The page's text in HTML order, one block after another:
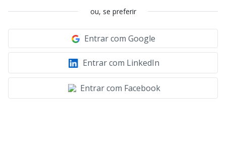
ou, se preferir
Entrar com Google
Entrar com LinkedIn
Entrar com Facebook